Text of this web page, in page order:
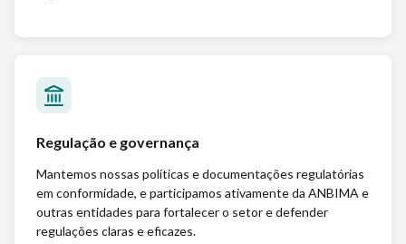
Regulação e governança
Mantemos nossas políticas e documentações regulatórias
em conformidade, e participamos ativamente da ANBIMA e
outras entidades para fortalecer o setor e defender
regulações claras e eficazes.